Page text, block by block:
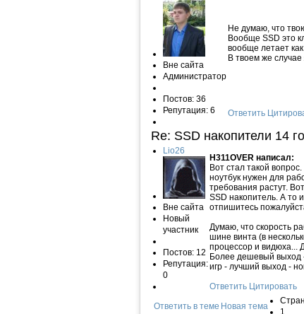
Вне сайта
Администратор
Постов: 36
Репутация: 6
Не думаю, что
Вообще SSD это
вообще летает
В твоем же
Ответить
Re: SSD накопители 14
Lio26
Вне сайта
Новый
участник
Постов: 12
Репутация:
0
H311OVER написал:
Вот стал такой
ноутбук нужен для
требования растут.
SSD накопитель. А то
отпишитесь
Думаю, что скорость
шине винта (в
процессор и видюха...
Более дешевый выход
игр - лучший выход -
Ответить Цитировать
Ответить в теме Новая тема
1